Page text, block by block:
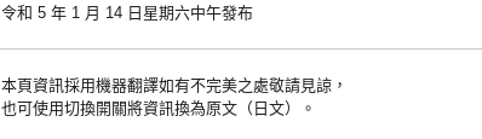
令和 5 年 1 月 14 日星期六中午發布
本頁資訊採用機器翻譯如有不完美之處敬請見諒，
也可使用切換開關將資訊換為原文（日文）。